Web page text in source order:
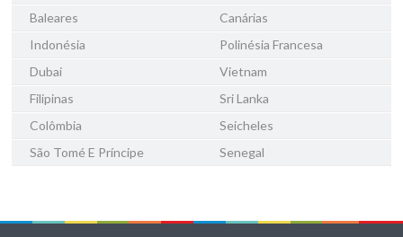
Baleares
Canárias
Indonésia
Polinésia Francesa
Dubai
Vietnam
Filipinas
Sri Lanka
Colômbia
Seicheles
São Tomé E Príncipe
Senegal